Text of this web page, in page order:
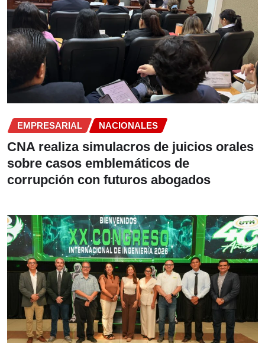
EMPRESARIAL NACIONALES
CNA realiza simulacros de juicios orales
sobre casos emblemáticos de
corrupción con futuros abogados